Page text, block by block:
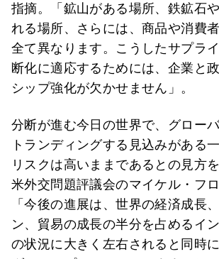
指摘。「鉱山がある場所、鉄鉱石
れる場所、さらには、商品や消費
全て異なります。こうしたサプラ
断化に適応するためには、企業と
シップ強化が欠かせません」。
分断が進む今日の世界で、グロー
トランディングする見込みがある
リスクは高いままであるとの見方
米外交問題評議会のマイケル・フロ
「今後の進展は、世界の経済成長
ン、貿易の成長の半分を占めるイ
の状況に大きく左右されると同時